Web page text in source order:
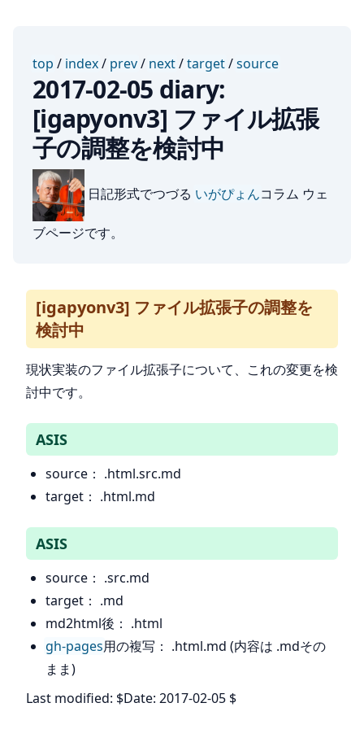
top / index/ prev/ next/target/source
2017-02-05 diary:
[igapyonv3] ファイル拡張
子の調整を検討中
日記形式でつづる いがぴょんコラム ウェ
ブページです。
[igapyonv3] ファイル拡張子の調整を
検討中
現状実装のファイル拡張子について、これの変更を検
討中です。
ASIS
source： .html.src.md
target： .html.md
ASIS
source： .src.md
target： .md
md2html後： .html
gh-pages用の複写： .html.md (内容は .mdその
まま)
Last modified: $Date: 2017-02-05 $